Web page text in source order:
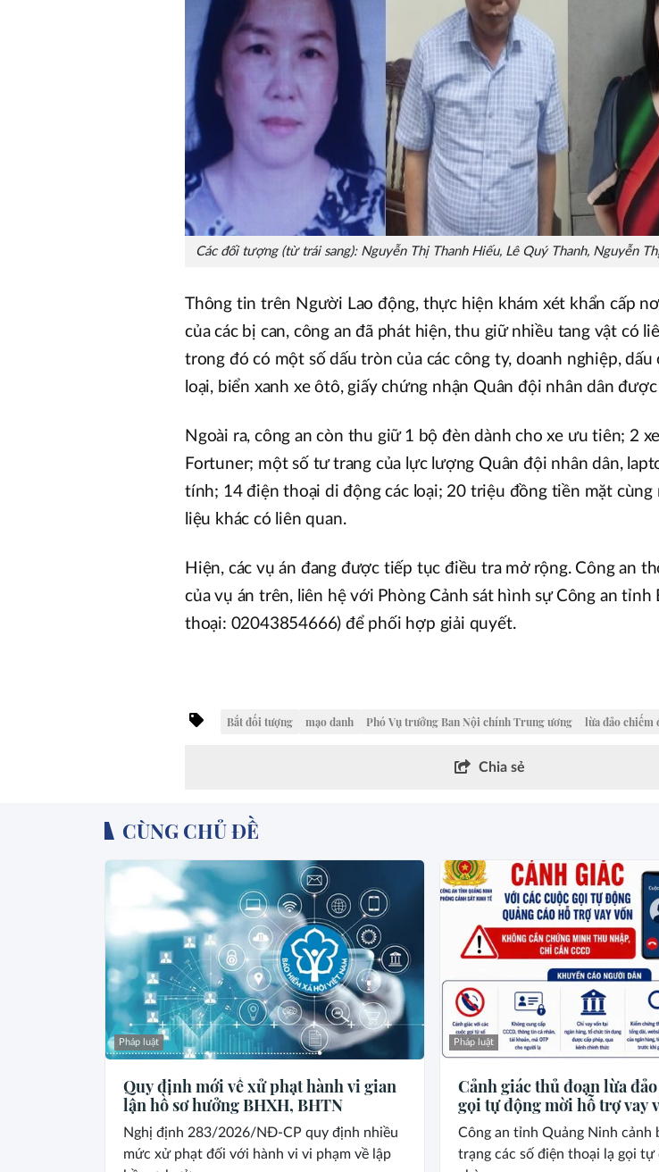
Các đối tượng (từ trái sang): Nguyễn Thị Thanh Hiếu, Lê Quý Thanh, Nguyễn
Thông tin trên Người Lao động, thực hiện khám xét khẩn cấp
của các bị can, công an đã phát hiện, thu giữ nhiều tang vật có
trong đó có một số dấu tròn của các công ty, doanh nghiệp, dấu
loại, biển xanh xe ôtô, giấy chứng nhận Quân đội nhân dân được
Ngoài ra, công an còn thu giữ 1 bộ đèn dành cho xe ưu tiên; 2
Fortuner; một số tư trang của lực lượng Quân đội nhân dân,
tính; 14 điện thoại di động các loại; 20 triệu đồng tiền mặt cùng
liệu khác có liên quan.
Hiện, các vụ án đang được tiếp tục điều tra mở rộng. Công an
của vụ án trên, liên hệ với Phòng Cảnh sát hình sự Công an tỉnh
thoại: 02043854666) để phối hợp giải quyết.
Bắt đối tượng mạo danh Phó Vụ trưởng Ban Nội chính Trung ương lừa đảo chiếm
Chia sẻ
CÙNG CHỦ ĐỀ
Pháp luật
Quy định mới về xử phạt hành vi gian
lận hồ sơ hưởng BHXH, BHTN
Nghị định 283/2026/NĐ-CP quy định nhiều
mức xử phạt đối với hành vi vi phạm về lập
Pháp luật
Cảnh giác thủ đoạn lừa
gọi tự động mời hỗ trợ vay
Công an tỉnh Quảng Ninh cảnh
trạng các số điện thoại lạ gọi tự